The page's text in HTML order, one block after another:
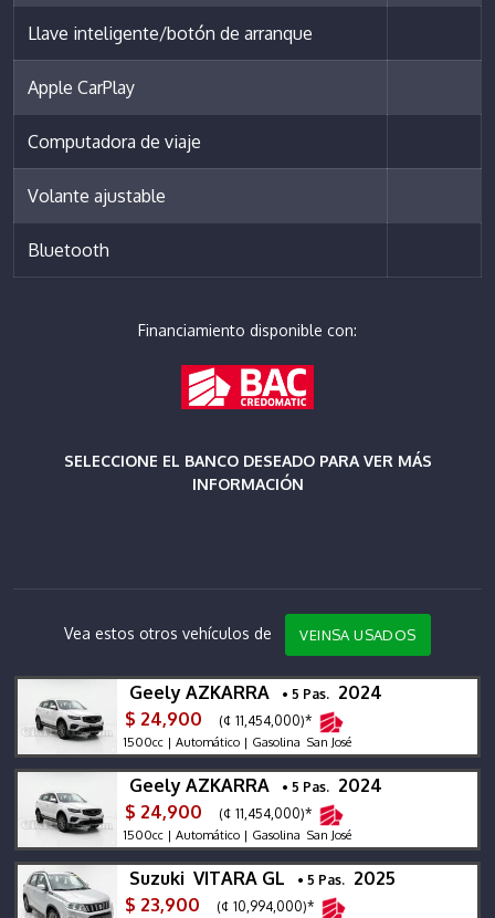
Llave inteligente/botón de arranque
Apple CarPlay
Computadora de viaje
Volante ajustable
Bluetooth
Financiamiento disponible con:
SELECCIONE EL BANCO DESEADO PARA VER MÁS
INFORMACIÓN
Vea estos otros vehículos de VEINSA USADOS
Geely AZKARRA • 5 Pas. 2024
$ 24,900
(¢ 11,454,000)*
1500cc | Automático | Gasolina San José
Geely AZKARRA • 5 Pas. 2024
$ 24,900
(¢ 11,454,000)*
1500cc | Automático | Gasolina San José
Suzuki VITARA GL • 5 Pas. 2025
$ 23,900
(¢ 10,994,000)*